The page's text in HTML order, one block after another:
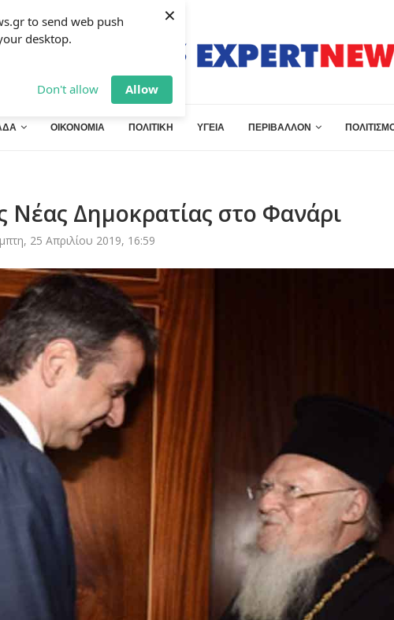
to send web push
desktop.
Don't allow Allow
×
ΟΙΚΟΝΟΜΙΑ ΠΟΛΙΤΙΚΗ ΥΓΕΙΑ ΠΕΡΙΒΑΛΛΟΝ
Νέας Δημοκρατίας στο Φανάρι
25 Απριλίου 2019, 16:59